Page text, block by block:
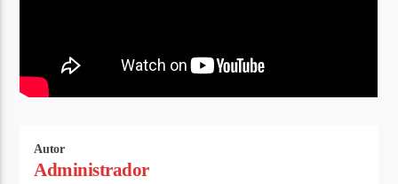
Autor
Administrador